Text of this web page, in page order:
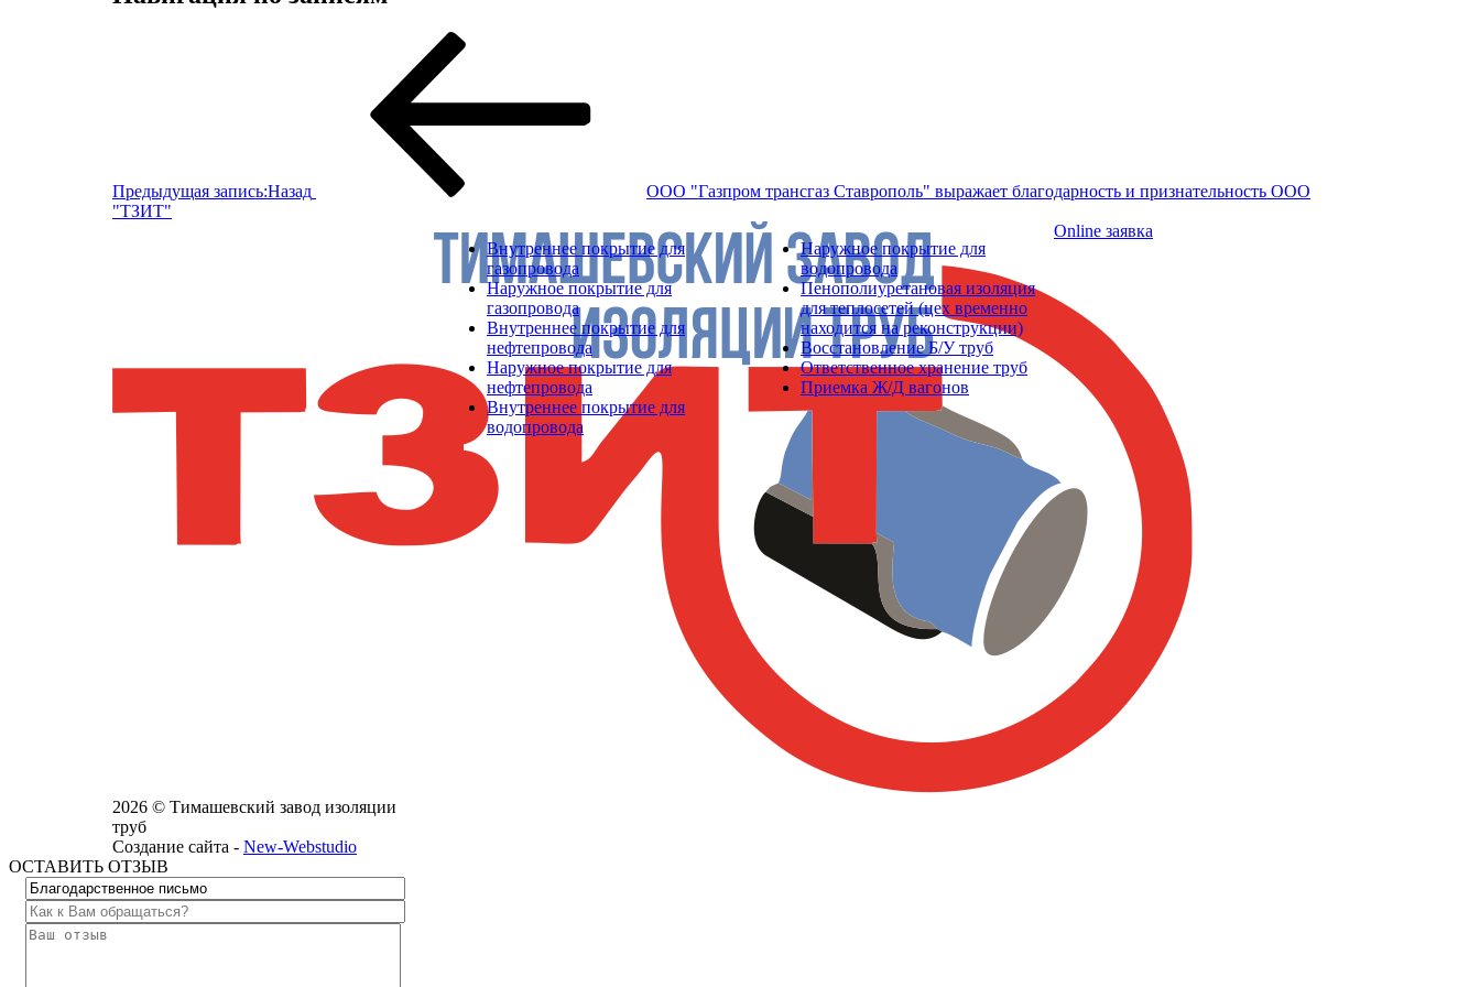
Предыдущая запись:Назад
ООО "Газпром трансгаз Ставрополь" выражает благодарность и признательность ООО
"ТЗИТ"
2026 © Тимашевский завод изоляции
труб
Создание сайта - New-Webstudio
Внутреннее покрытие для
газопровода
Наружное покрытие для
газопровода
Внутреннее покрытие для
нефтепровода
Наружное покрытие для
нефтепровода
Внутреннее покрытие для
водопровода
Наружное покрытие для
водопровода
Пенополиуретановая изоляция
для теплосетей (цех временно
находится на реконструкции)
Восстановление Б/У труб
Ответственное хранение труб
Приемка Ж/Д вагонов
Online заявка
ОСТАВИТЬ ОТЗЫВ